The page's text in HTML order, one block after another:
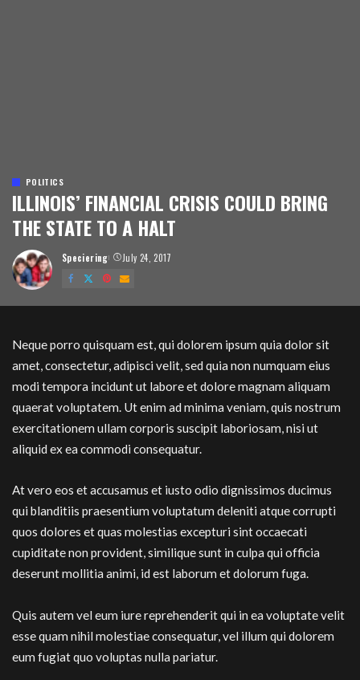
POLITICS
ILLINOIS’ FINANCIAL CRISIS COULD BRING
THE STATE TO A HALT
Posted
by
Speciering July 24, 2017
Neque porro quisquam est, qui dolorem ipsum quia dolor sit
amet, consectetur, adipisci velit, sed quia non numquam eius
modi tempora incidunt ut labore et dolore magnam aliquam
quaerat voluptatem. Ut enim ad minima veniam, quis nostrum
exercitationem ullam corporis suscipit laboriosam, nisi ut
aliquid ex ea commodi consequatur.
At vero eos et accusamus et iusto odio dignissimos ducimus
qui blanditiis praesentium voluptatum deleniti atque corrupti
quos dolores et quas molestias excepturi sint occaecati
cupiditate non provident, similique sunt in culpa qui officia
deserunt mollitia animi, id est laborum et dolorum fuga.
Quis autem vel eum iure reprehenderit qui in ea voluptate velit
esse quam nihil molestiae consequatur, vel illum qui dolorem
eum fugiat quo voluptas nulla pariatur.